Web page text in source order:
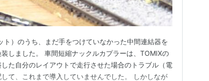
）のうち、まだ手をつけていなかった中間連結器を
しました。 車間短縮ナックルカプラーは、TOMIXの
た自分のレイアウトで走行させた場合のトラブル（電
て、これまで導入していませんでした。 しかしなが